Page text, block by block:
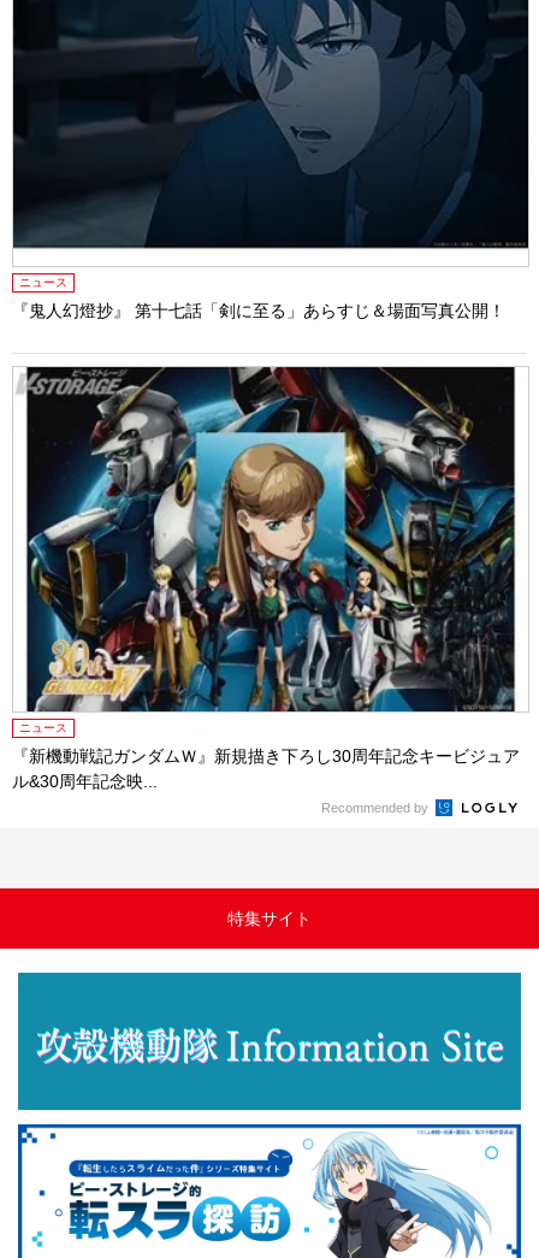
ニュース
『鬼人幻燈抄』 第十七話「剣に至る」あらすじ＆場面写真公開！
ニュース
『新機動戦記ガンダムＷ』新規描き下ろし30周年記念キービジュア
ル&30周年記念映...
Recommended by
特集サイト